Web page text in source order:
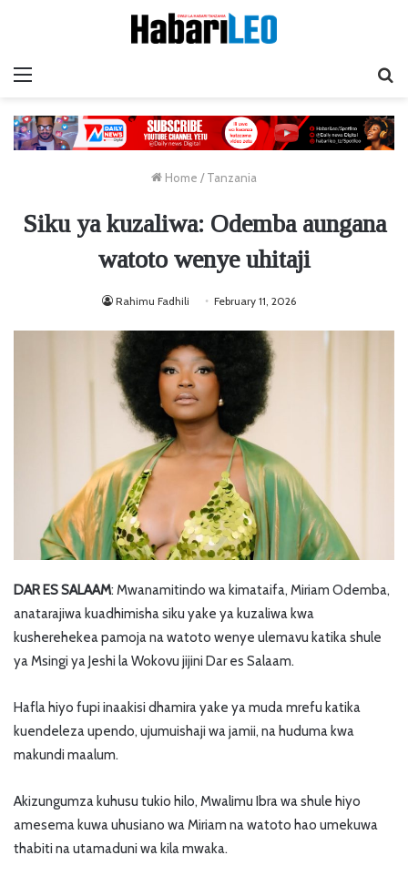
Home / Tanzania
Siku ya kuzaliwa: Odemba aungana
watoto wenye uhitaji
Rahimu Fadhili February 11, 2026
DAR ES SALAAM: Mwanamitindo wa kimataifa, Miriam Odemba,
anatarajiwa kuadhimisha siku yake ya kuzaliwa kwa
kusherehekea pamoja na watoto wenye ulemavu katika shule
ya Msingi ya Jeshi la Wokovu jijini Dar es Salaam.
Hafla hiyo fupi inaakisi dhamira yake ya muda mrefu katika
kuendeleza upendo, ujumuishaji wa jamii, na huduma kwa
makundi maalum.
Akizungumza kuhusu tukio hilo, Mwalimu Ibra wa shule hiyo
amesema kuwa uhusiano wa Miriam na watoto hao umekuwa
thabiti na utamaduni wa kila mwaka.